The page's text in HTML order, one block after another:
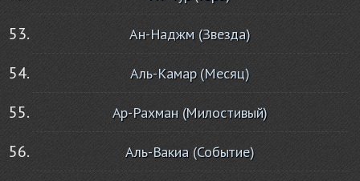
Ан-Наджм (Звезда)
Аль-Камар (Месяц)
Ар-Рахман (Милостивый)
Аль-Вакиа (Событие)